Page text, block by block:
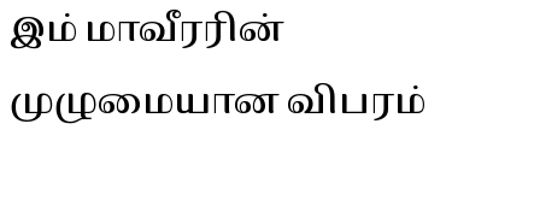
இம் மாவீரரின்
முழுமையான விபரம்